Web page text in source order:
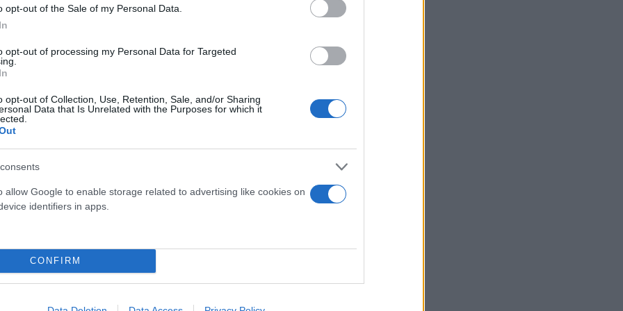
opt-out of the Sale of my Personal Data.
opt-out of processing my Personal Data for Targeted
opt-out of Collection, Use, Retention, Sale, and/or Sharing
Data that Is Unrelated with the Purposes for which it
allow Google to enable storage related to advertising like cookies on
identifiers in apps.
CONFIRM
έναντι μόλις του 11.2% αυτών που έλαβαν
στοματίτιδα/έλκη στόματος και γαστρεντερικές
πρακτική στους ασθενείς με μεταστατικό καρκίνο
σε συνδυασμό με χημειοθεραπεία ως θεραπεία πρώτης
παγκρέατος και ως προεγχειρητική θεραπευτική αγωγή
μελέτες με το daraxonrasib και σε άλλους
όπως ο μη μικροκυτταρικός καρκίνος των πνευμόνων,
τη δυνατότητα να στοχεύουμε την πρωτεΐνη RAS και
Ογκολογία.
Flash.grστην αναζήτηση της